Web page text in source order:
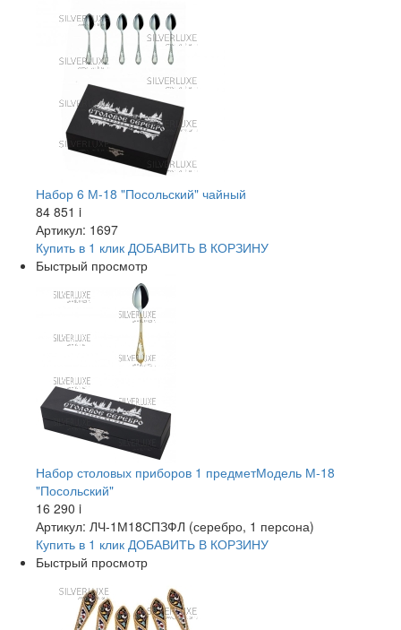
Набор 6 М-18 "Посольский" чайный
84 851 i
Артикул: 1697
Купить в 1 клик ДОБАВИТЬ В КОРЗИНУ
Быстрый просмотр
Набор столовых приборов 1 предметМодель М-18
"Посольский"
16 290 i
Артикул: ЛЧ-1М18СПЗФЛ (серебро, 1 персона)
Купить в 1 клик ДОБАВИТЬ В КОРЗИНУ
Быстрый просмотр